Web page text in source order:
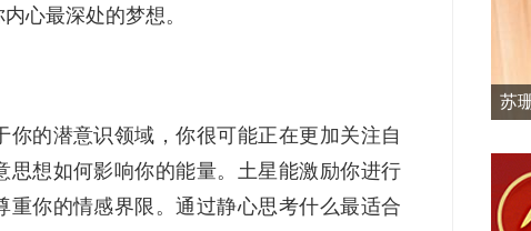
心最深处的梦想。
你的潜意识领域，你很可能正在更加关注自
思想如何影响你的能量。土星能激励你进行
重你的情感界限。通过静心思考什么最适合
苏